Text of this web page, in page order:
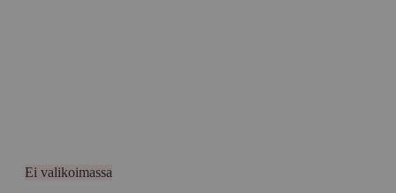
Ei valikoimassa